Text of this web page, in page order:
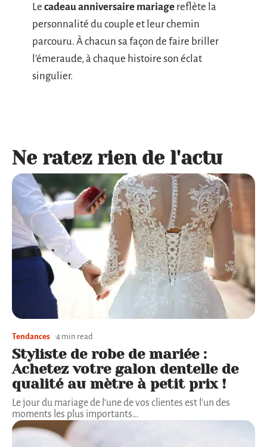
Le cadeau anniversaire mariage reflète la
personnalité du couple et leur chemin
parcouru. À chacun sa façon de faire briller
l’émeraude, à chaque histoire son éclat
singulier.
Ne ratez rien de l'actu
Tendances 4 min read
Styliste de robe de mariée :
Achetez votre galon dentelle de
qualité au mètre à petit prix !
Le jour du mariage de l’une de vos clientes est l'un des
moments les plus importants…